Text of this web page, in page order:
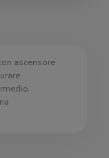
ascensore